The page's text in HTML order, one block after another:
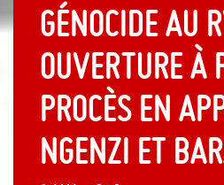
Génocide au
ouverture à
procès en
Ngenzi et